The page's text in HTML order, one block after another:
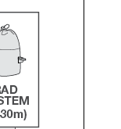
gibt es